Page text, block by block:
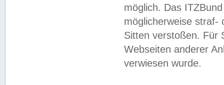
möglich. Das
möglicherweise straf-
Sitten verstoßen. Für
Webseiten anderer
verwiesen wurde.